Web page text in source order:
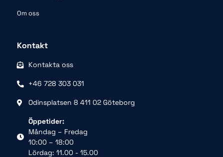
Om oss
Kontakt
Kontakta oss
+46 728 303 031
Odinsplatsen 8 411 02 Göteborg
Öppetider:
Måndag – Fredag
10:00 – 18:00
Lördag: 11.00 - 15.00